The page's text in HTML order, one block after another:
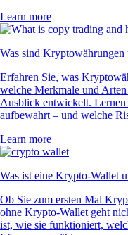
Learn more
Was sind
Erfahren Sie, was
welche Merkmale und
Ausblick entwickelt. Lernen
aufbewahrt – und welche
Learn more
Was ist eine Krypto-Wallet
Ob Sie zum ersten Mal
ohne Krypto-Wallet geht
ist, wie sie funktioniert,